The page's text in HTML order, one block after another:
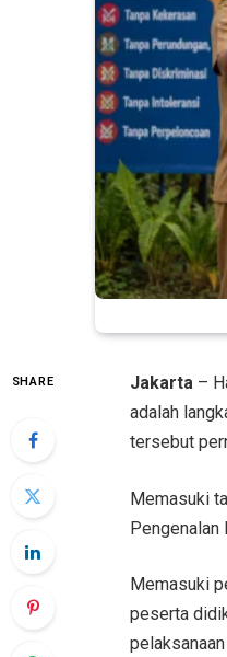
SHARE Jakarta–
adalah
tersebut
Memasuki
Pengenalan
Memasuki
peserta